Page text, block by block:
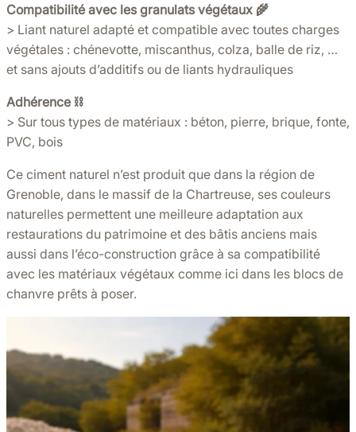
Compatibilité avec les granulats végétaux 🌾
> Liant naturel adapté et compatible avec toutes charges
végétales : chénevotte, miscanthus, colza, balle de riz, …
et sans ajouts d’additifs ou de liants hydrauliques
Adhérence ⛓️
> Sur tous types de matériaux : béton, pierre, brique, fonte,
PVC, bois
Ce ciment naturel n’est produit que dans la région de
Grenoble, dans le massif de la Chartreuse, ses couleurs
naturelles permettent une meilleure adaptation aux
restaurations du patrimoine et des bâtis anciens mais
aussi dans l’éco-construction grâce à sa compatibilité
avec les matériaux végétaux comme ici dans les blocs de
chanvre prêts à poser.